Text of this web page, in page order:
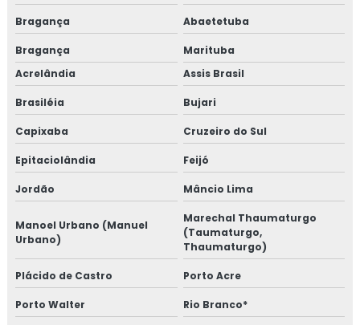
Bragança Abaetetuba
Bragança
Marituba
Acrelândia
Assis Brasil
Brasiléia Bujari
Capixaba Cruzeiro do Sul
Epitaciolândia Feijó
Jordão Mâncio Lima
Manoel Urbano (Manuel
Urbano)
Marechal Thaumaturgo
(Taumaturgo,
Thaumaturgo)
Plácido de Castro Porto Acre
Porto Walter Rio Branco*